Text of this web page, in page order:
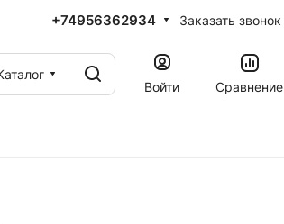
+74956362934 Заказать звонок
Войти
Сравнение